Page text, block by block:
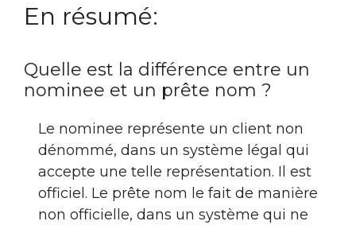
En résumé:
Quelle est la différence entre un
nominee et un prête nom ?
Le nominee représente un client non
dénommé, dans un système légal qui
accepte une telle représentation. Il est
officiel. Le prête nom le fait de manière
non officielle, dans un système qui ne